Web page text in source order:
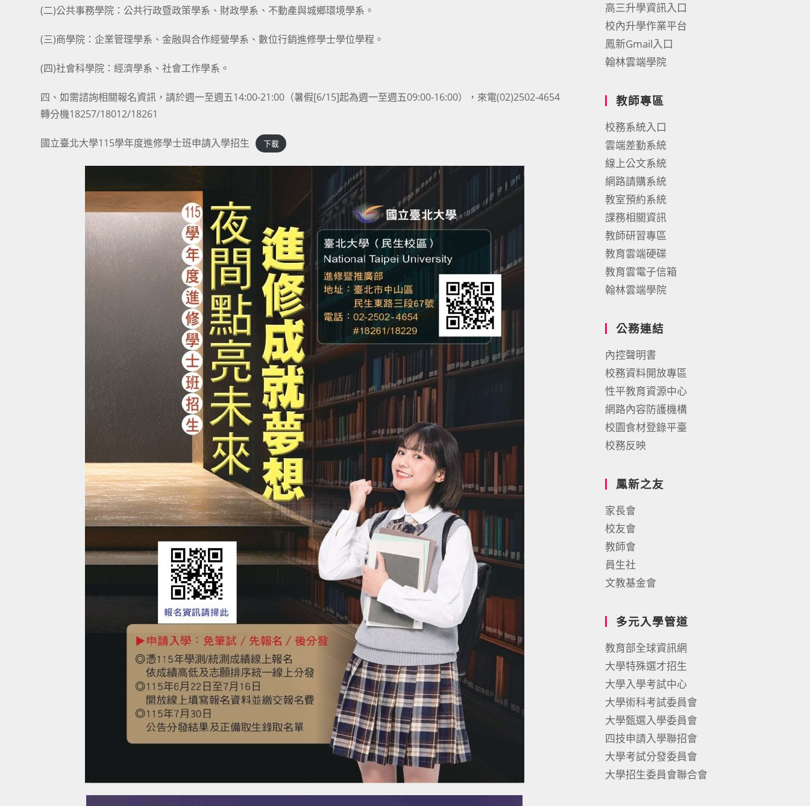
(二)公共事務學院：公共行政暨政策學系、財政學系、不動產與城鄉環境學系。
(三)商學院：企業管理學系、金融與合作經營學系、數位行銷進修學士學位學程。
(四)社會科學院：經濟學系、社會工作學系。
四、如需諮詢相關報名資訊，請於週一至週五14:00-21:00（暑假[6/15]起為週一至週五09:00-16:00），來電(02)2502-4654
轉分機18257/18012/18261
國立臺北大學115學年度進修學士班申請入學招生 下載
高三升學資訊入口
校內升學作業平台
鳳新Gmail入口
翰林雲端學院
教師專區
校務系統入口
雲端差勤系統
線上公文系統
網路請購系統
教室預約系統
課務相關資訊
教師研習專區
教育雲端硬碟
教育雲電子信箱
翰林雲端學院
公務連結
內控聲明書
校務資料開放專區
性平教育資源中心
網路內容防護機構
校園食材登錄平臺
校務反映
鳳新之友
家長會
校友會
教師會
員生社
文教基金會
多元入學管道
教育部全球資訊網
大學特殊選才招生
大學入學考試中心
大學術科考試委員會
大學甄選入學委員會
四技申請入學聯招會
大學考試分發委員會
大學招生委員會聯合會